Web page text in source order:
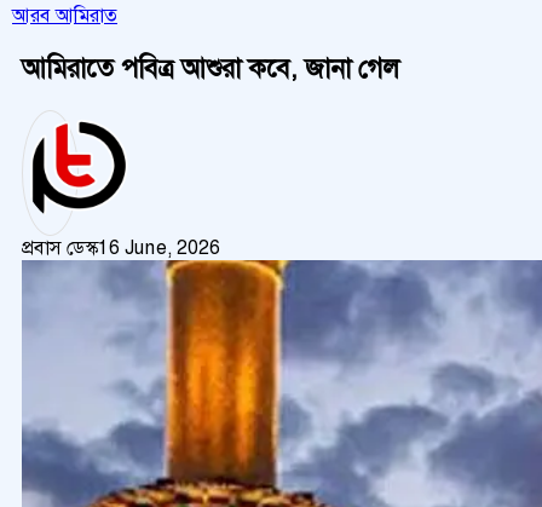
আরব আমিরাত
আমিরাতে পবিত্র আশুরা কবে, জানা গেল
প্রবাস ডেস্ক16 June, 2026